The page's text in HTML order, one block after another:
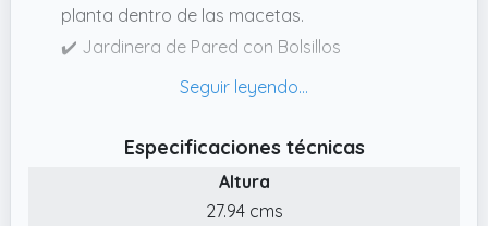
planta dentro de las macetas.
✔️ Jardinera de Pared con Bolsillos
verticalmente y colgarlas en una pared para
✔️ Ahorro Espacio y Flexibilidad. : El diseño
montaje en pared optimiza el espacio
vertical sin ocupar ninguna superficie suelo.
Especificaciones técnicas
Altura
27.94 cms